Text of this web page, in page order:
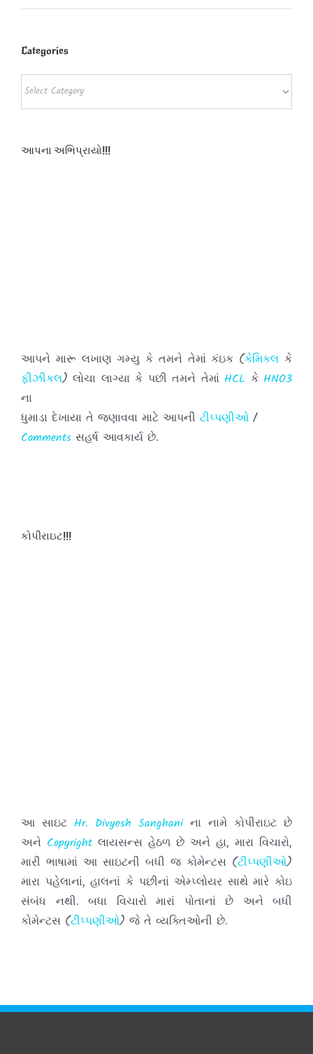
Categories
Categories
આપના અભિપ્રાયો!!!
આપને મારૂ લખાણ ગમ્યુ કે તમને તેમાં કંઇક (કેમિકલ કે
ફીઝીકલ) લોચા લાગ્યા કે પછી તમને તેમાં HCL કે HNO3
ના
ધુમાડા દેખાયા તે જણાવવા માટે આપની ટીપ્પણીઓ /
Comments
સહર્ષ આવકાર્ય છે.
કરો.
કોપીરાઇટ!!!
આ સાઇટ Hr. Divyesh Sanghaniના નામે કોપીરાઇટ છે
અને Copyright લાયસન્સ હેઠળ છે અને હા, મારા વિચારો,
મારી ભાષામાં આ સાઇટની બધી જ કોમેન્ટસ (ટીપ્પણીઓ)
મારા પહેલાનાં, હાલનાં કે પછીનાં એમ્પ્લોયર સાથે મારે કોઇ
સંબંધ નથી. બધા વિચારો મારાં પોતાનાં છે અને બધી
કોમેન્ટસ (ટીપ્પણીઓ) જે તે વ્યક્તિઓની છે.
કરવામા આવશે તો તેની ખાસ નોંધ લેવા વિંનતી. જો કોઇ